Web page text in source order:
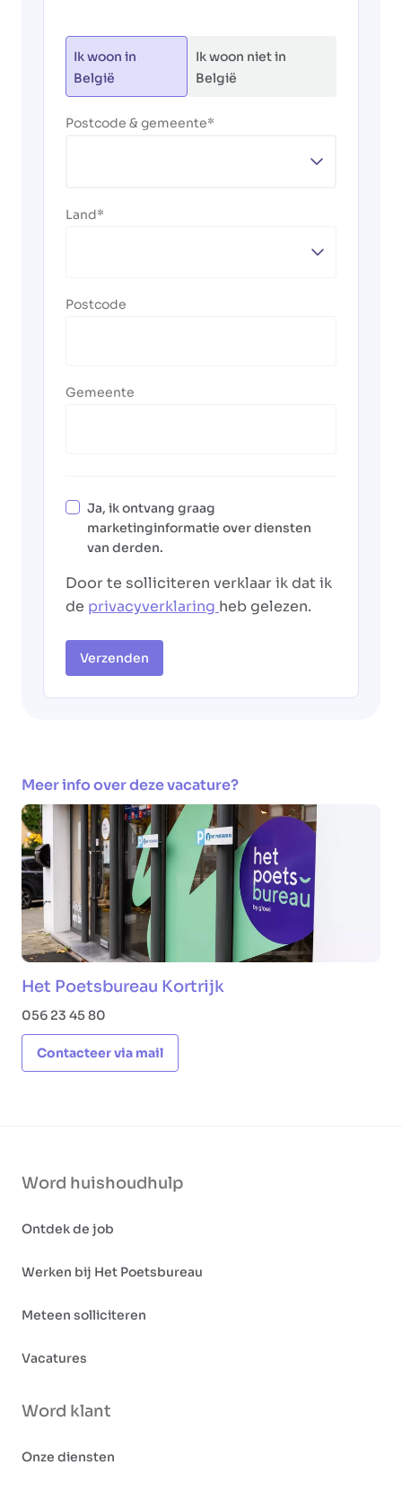
Ik woon in
België
Ik woon niet in
België
Postcode & gemeente
Land
Postcode
Gemeente
Ja, ik ontvang graag
marketinginformatie over diensten
van derden.
Door te solliciteren verklaar ik dat ik
de privacyverklaring heb gelezen.
Verzenden
Meer info over deze vacature?
Het Poetsbureau Kortrijk
056 23 45 80
Contacteer via mail
Word huishoudhulp
Ontdek de job
Werken bij Het Poetsbureau
Meteen solliciteren
Vacatures
Word klant
Onze diensten